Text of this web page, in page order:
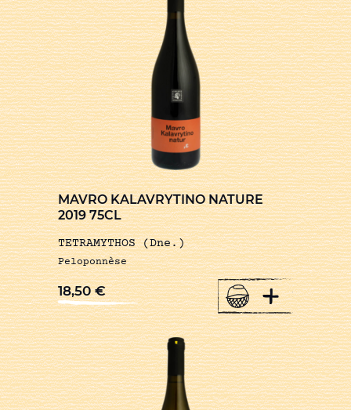
MAVRO KALAVRYTINO NATURE
2019 75CL
TETRAMYTHOS (Dne.)
Peloponnèse
18,50€ +